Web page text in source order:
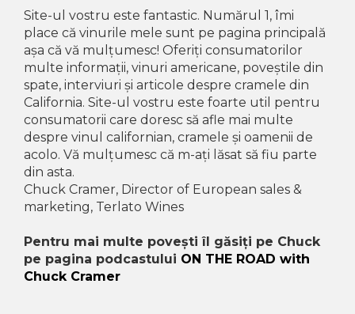
Site-ul vostru este fantastic. Numărul 1, îmi
place că vinurile mele sunt pe pagina principală
așa că vă mulțumesc! Oferiți consumatorilor
multe informații, vinuri americane, poveștile din
spate, interviuri și articole despre cramele din
California. Site-ul vostru este foarte util pentru
consumatorii care doresc să afle mai multe
despre vinul californian, cramele și oamenii de
acolo. Vă mulțumesc că m-ați lăsat să fiu parte
din asta.
Chuck Cramer, Director of European sales &
marketing, Terlato Wines
Pentru mai multe povești îl găsiți pe Chuck
pe pagina podcastului ON THE ROAD with
Chuck Cramer